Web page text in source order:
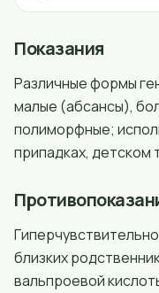
Показания
Различные формы
малые (абсансы),
полиморфные;
припадках, детском
близких
вальпроевой